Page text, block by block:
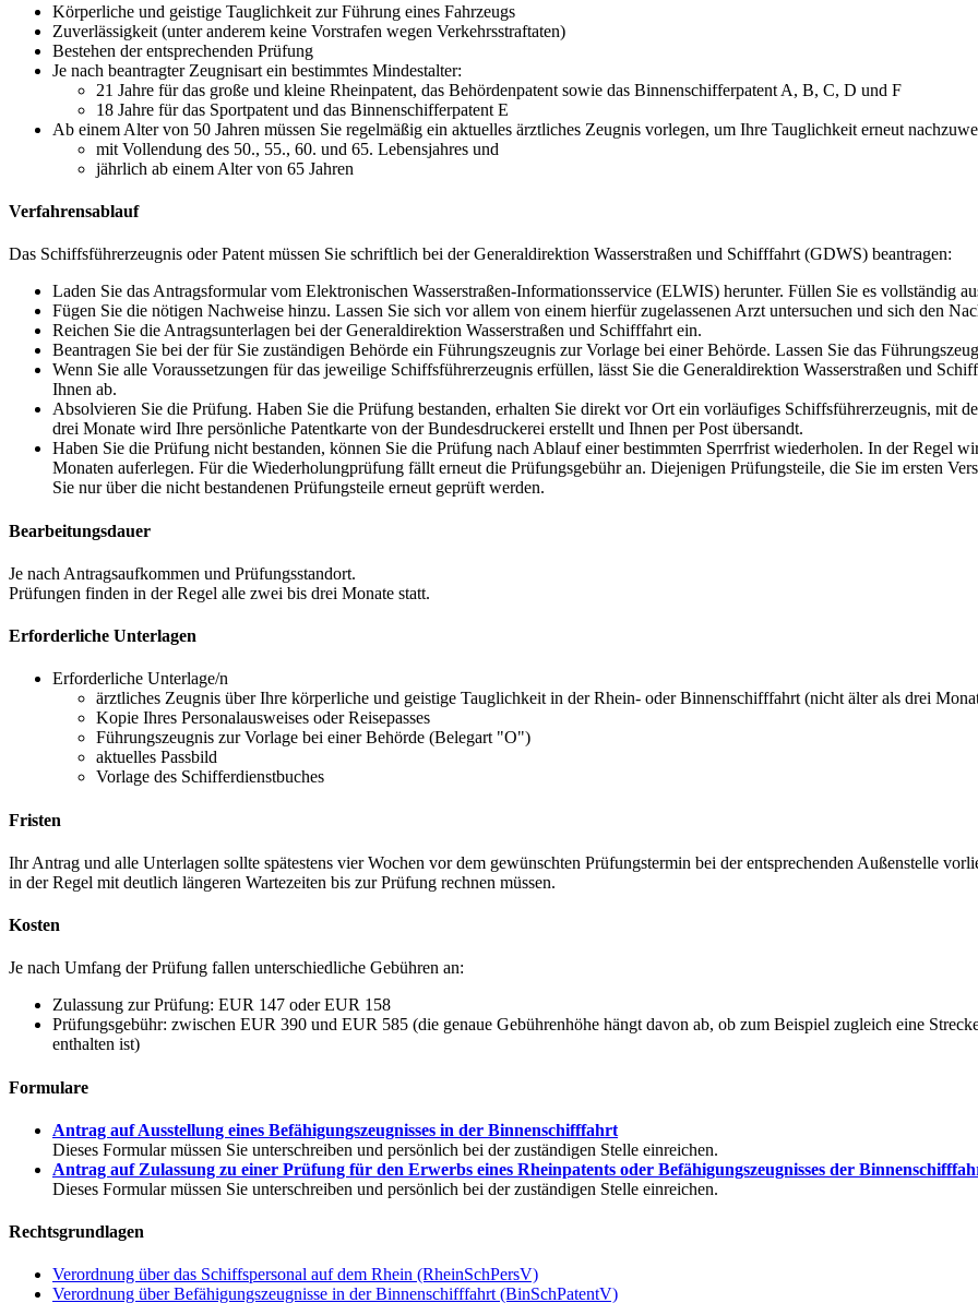
Körperliche und geistige Tauglichkeit zur Führung eines Fahrzeugs
Zuverlässigkeit (unter anderem keine Vorstrafen wegen Verkehrsstraftaten)
Bestehen der entsprechenden Prüfung
Je nach beantragter Zeugnisart ein bestimmtes Mindestalter:
21 Jahre für das große und kleine Rheinpatent, das Behördenpatent sowie das Binnenschifferpatent A, B, C, D und F
18 Jahre für das Sportpatent und das Binnenschifferpatent E
Ab einem Alter von 50 Jahren müssen Sie regelmäßig ein aktuelles ärztliches Zeugnis vorlegen, um Ihre Tauglichkeit erneut
mit Vollendung des 50., 55., 60. und 65. Lebensjahres und
jährlich ab einem Alter von 65 Jahren
Verfahrensablauf
Das Schiffsführerzeugnis oder Patent müssen Sie schriftlich bei der Generaldirektion Wasserstraßen und Schifffahrt (GDWS) beantragen:
Laden Sie das Antragsformular vom Elektronischen Wasserstraßen-Informationsservice (ELWIS) herunter. Füllen Sie es vollständig
Fügen Sie die nötigen Nachweise hinzu. Lassen Sie sich vor allem von einem hierfür zugelassenen Arzt untersuchen und sich den
Reichen Sie die Antragsunterlagen bei der Generaldirektion Wasserstraßen und Schifffahrt ein.
Beantragen Sie bei der für Sie zuständigen Behörde ein Führungszeugnis zur Vorlage bei einer Behörde. Lassen Sie das
Wenn Sie alle Voraussetzungen für das jeweilige Schiffsführerzeugnis erfüllen, lässt Sie die Generaldirektion Wasserstraßen und
Ihnen ab.
Absolvieren Sie die Prüfung. Haben Sie die Prüfung bestanden, erhalten Sie direkt vor Ort ein vorläufiges Schiffsführerzeugnis, mit
drei Monate wird Ihre persönliche Patentkarte von der Bundesdruckerei erstellt und Ihnen per Post übersandt.
Haben Sie die Prüfung nicht bestanden, können Sie die Prüfung nach Ablauf einer bestimmten Sperrfrist wiederholen. In der Regel
Monaten auferlegen. Für die Wiederholungprüfung fällt erneut die Prüfungsgebühr an. Diejenigen Prüfungsteile, die Sie im ersten
Sie nur über die nicht bestandenen Prüfungsteile erneut geprüft werden.
Bearbeitungsdauer
Je nach Antragsaufkommen und Prüfungsstandort.
Prüfungen finden in der Regel alle zwei bis drei Monate statt.
Erforderliche Unterlagen
Erforderliche Unterlage/n
ärztliches Zeugnis über Ihre körperliche und geistige Tauglichkeit in der Rhein- oder Binnenschifffahrt (nicht älter als drei
Kopie Ihres Personalausweises oder Reisepasses
Führungszeugnis zur Vorlage bei einer Behörde (Belegart "O")
aktuelles Passbild
Vorlage des Schifferdienstbuches
Fristen
Ihr Antrag und alle Unterlagen sollte spätestens vier Wochen vor dem gewünschten Prüfungstermin bei der entsprechenden Außenstelle
in der Regel mit deutlich längeren Wartezeiten bis zur Prüfung rechnen müssen.
Kosten
Je nach Umfang der Prüfung fallen unterschiedliche Gebühren an:
Zulassung zur Prüfung: EUR 147 oder EUR 158
Prüfungsgebühr: zwischen EUR 390 und EUR 585 (die genaue Gebührenhöhe hängt davon ab, ob zum Beispiel zugleich eine
enthalten ist)
Formulare
Antrag auf Ausstellung eines Befähigungszeugnisses in der Binnenschifffahrt
Dieses Formular müssen Sie unterschreiben und persönlich bei der zuständigen Stelle einreichen.
Antrag auf Zulassung zu einer Prüfung für den Erwerbs eines Rheinpatents oder Befähigungszeugnisses der
Dieses Formular müssen Sie unterschreiben und persönlich bei der zuständigen Stelle einreichen.
Rechtsgrundlagen
Verordnung über das Schiffspersonal auf dem Rhein (RheinSchPersV)
Verordnung über Befähigungszeugnisse in der Binnenschifffahrt (BinSchPatentV)